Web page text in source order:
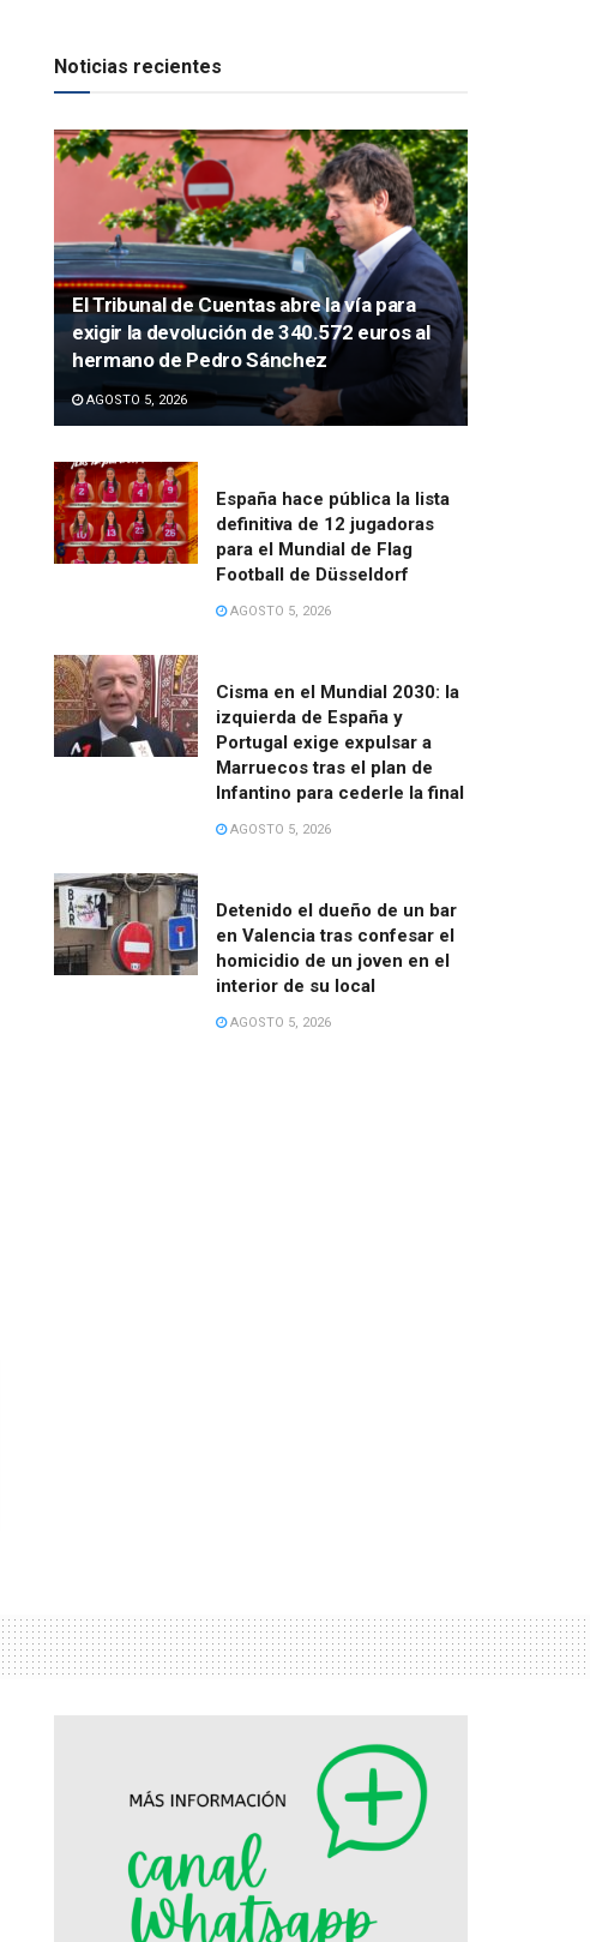
Noticias recientes
El Tribunal de Cuentas abre la vía para
exigir la devolución de 340.572 euros al
hermano de Pedro Sánchez
AGOSTO 5, 2026
España hace pública la lista
definitiva de 12 jugadoras
para el Mundial de Flag
Football de Düsseldorf
AGOSTO 5, 2026
Cisma en el Mundial 2030: la
izquierda de España y
Portugal exige expulsar a
Marruecos tras el plan de
Infantino para cederle la final
AGOSTO 5, 2026
Detenido el dueño de un bar
en Valencia tras confesar el
homicidio de un joven en el
interior de su local
AGOSTO 5, 2026